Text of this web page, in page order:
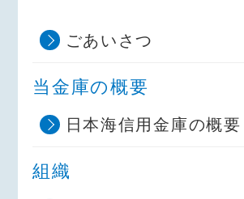
ごあいさつ
当金庫の概要
日本海信用金庫の概要
組織